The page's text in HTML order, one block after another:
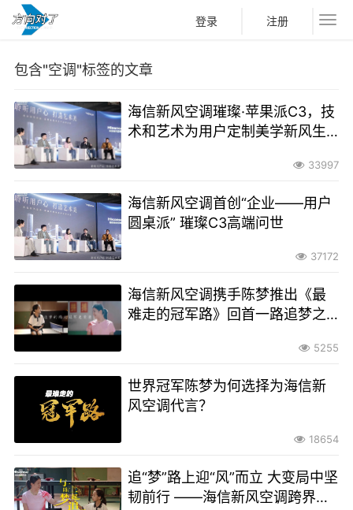
登录 注册
包含"空调"标签的文章
海信新风空调璀璨·苹果派C3，技
术和艺术为用户定制美学新风生
33997
海信新风空调首创“企业——用户
圆桌派” 璀璨C3高端问世
37172
海信新风空调携手陈梦推出《最
难走的冠军路》回首一路追梦之
5255
世界冠军陈梦为何选择为海信新
风空调代言？
18654
追“梦”路上迎“风”而立 大变局中坚
韧前行 ——海信新风空调跨界讲